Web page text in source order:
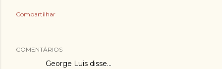
Compartilhar
COMENTÁRIOS
George Luis disse…